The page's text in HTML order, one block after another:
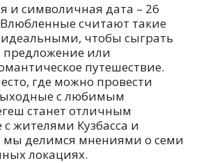
и символичная дата – 26
считают такие
чтобы сыграть
предложение или
путешествие.
где можно провести
с любимым
станет отличным
жителями Кузбасса и
мы делимся мнениями о семи
локациях.